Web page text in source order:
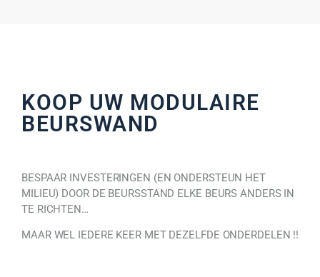
KOOP UW MODULAIRE
BEURSWAND
BESPAAR INVESTERINGEN (EN ONDERSTEUN HET
MILIEU) DOOR DE BEURSSTAND ELKE BEURS ANDERS IN
TE RICHTEN…
MAAR WEL IEDERE KEER MET DEZELFDE ONDERDELEN !!